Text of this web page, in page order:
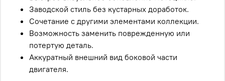
Заводской стиль без кустарных доработок.
Сочетание с другими элементами коллекции.
Возможность заменить поврежденную или
потертую деталь.
Аккуратный внешний вид боковой части
двигателя.